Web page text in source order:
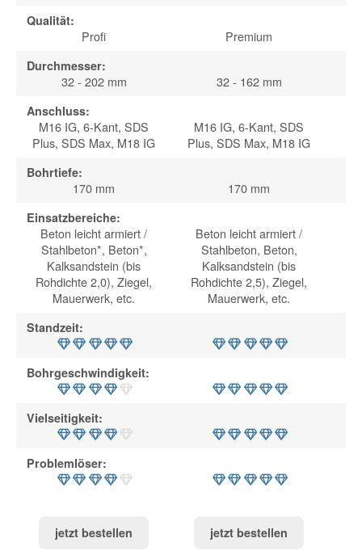
Qualität:
Profi Premium
Durchmesser:
32 - 202 mm 32 - 162 mm
Anschluss:
M16 IG, 6-Kant, SDS
Plus, SDS Max, M18 IG
M16 IG, 6-Kant, SDS
Plus, SDS Max, M18 IG
Bohrtiefe:
170 mm 170 mm
Einsatzbereiche:
Beton leicht armiert /
Stahlbeton*, Beton*,
Kalksandstein (bis
Rohdichte 2,0), Ziegel,
Mauerwerk, etc.
Beton leicht armiert /
Stahlbeton, Beton,
Kalksandstein (bis
Rohdichte 2,5), Ziegel,
Mauerwerk, etc.
Standzeit:
Bohrgeschwindigkeit:
Vielseitigkeit:
Problemlöser:
jetzt bestellen jetzt bestellen